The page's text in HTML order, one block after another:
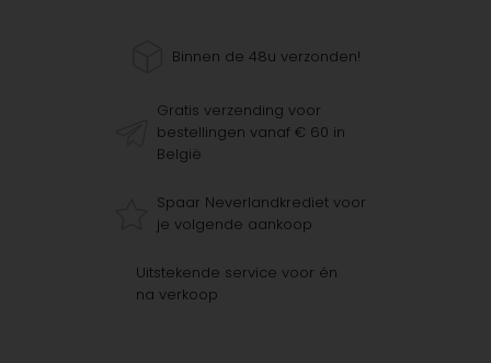
Binnen de 48u verzonden!
Gratis verzending voor
bestellingen vanaf € 60 in
België
Spaar Neverlandkrediet voor
je volgende aankoop
Uitstekende service voor én
na verkoop